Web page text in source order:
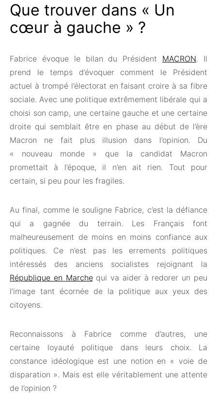
Que trouver dans « Un
cœur à gauche » ?
Fabrice évoque le bilan du Président MACRON. Il
prend le temps d’évoquer comment le Président
actuel à trompé l’électorat en faisant croire à sa fibre
sociale. Avec une politique extrêmement libérale qui a
choisi son camp, une certaine gauche et une certaine
droite qui semblait être en phase au début de l’ère
Macron ne fait plus illusion dans l’opinion. Du
« nouveau monde » que la candidat Macron
promettait à l’époque, il n’en ait rien. Tout pour
certain, si peu pour les fragiles.
Au final, comme le souligne Fabrice, c’est la défiance
qui a gagnée du terrain. Les Français font
malheureusement de moins en moins confiance aux
politiques. Ce n’est pas les errements politiques
intéressés des anciens socialistes rejoignant la
République en Marchequi va aider à redorer un peu
l’image tant écornée de la politique aux yeux des
citoyens.
Reconnaissons à Fabrice comme d’autres, une
certaine loyauté politique dans leurs choix. La
constance idéologique est une notion en « voie de
disparation ». Mais est elle véritablement une attente
de l’opinion ?